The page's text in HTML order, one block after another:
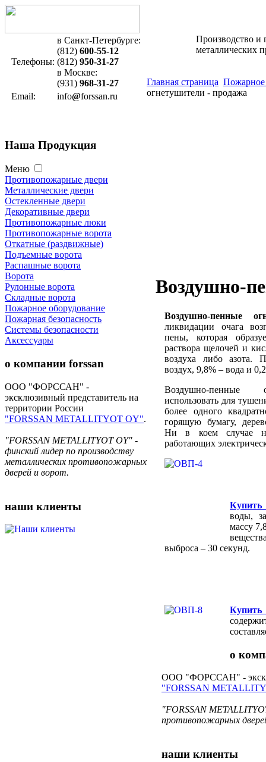
Телефоны:
в Санкт-Петербурге:
(812) 600-55-12
(812) 950-31-27
в Москве:
(931) 968-31-27
Email:
info@forssan.ru
Производство и
металлических
Главная страница Пожарное
огнетушители - продажа
Наша Продукция
Меню
Противопожарные двери
Металлические двери
Остекленные двери
Декоративные двери
Противопожарные люки
Противопожарные ворота
Откатные (раздвижные)
Подъемные ворота
Распашные ворота
Ворота
Рулонные ворота
Складные ворота
Пожарное оборудование
Пожарная безопасность
Системы безопасности
Аксессуары
о компании forssan
ООО "ФОРССАН" -
эксклюзивный представитель на
территории России
"FORSSAN METALLITYOT OY".
"FORSSAN METALLITYOT OY" -
финский лидер по производству
металлических противопожарных
дверей и ворот.
наши клиенты
Воздушно-
Воздушно-пенные
ликвидации очага
пены, которая
раствора щелочей и
воздуха либо азота.
воздух, 9,8% – вода и
Воздушно-пенные
использовать для
более одного
горящую бумагу,
Ни в коем случае
работающих
воды,
массу
выброса – 30 секунд.
о
ООО "ФОРССАН" -
"FORSSAN
"FORSSAN
противопожарных
наши клиенты